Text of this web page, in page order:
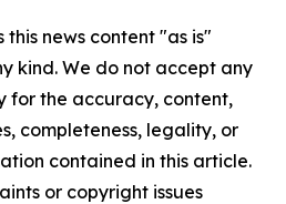
this news content "as is"
kind. We do not accept any
for the accuracy, content,
completeness, legality, or
contained in this article.
or copyright issues